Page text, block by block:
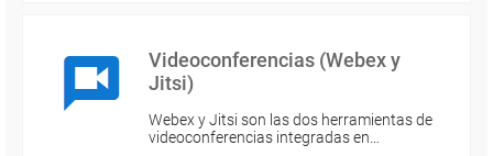
Videoconferencias (Webex y
Jitsi)
Webex y Jitsi son las dos herramientas de
videoconferencias integradas en…